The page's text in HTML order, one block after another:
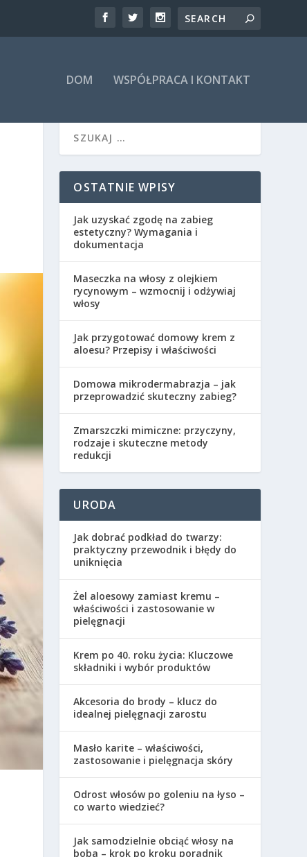
DOM WSPÓŁPRACA I KONTAKT
OSTATNIE WPISY
Jak uzyskać zgodę na zabieg
estetyczny? Wymagania i
dokumentacja
Maseczka na włosy z olejkiem
rycynowym – wzmocnij i odżywiaj
włosy
Jak przygotować domowy krem z
aloesu? Przepisy i właściwości
Domowa mikrodermabrazja – jak
przeprowadzić skuteczny zabieg?
Zmarszczki mimiczne: przyczyny,
rodzaje i skuteczne metody
redukcji
URODA
Jak dobrać podkład do twarzy:
praktyczny przewodnik i błędy do
uniknięcia
Żel aloesowy zamiast kremu –
właściwości i zastosowanie w
pielęgnacji
Krem po 40. roku życia: Kluczowe
składniki i wybór produktów
Akcesoria do brody – klucz do
idealnej pielęgnacji zarostu
Masło karite – właściwości,
zastosowanie i pielęgnacja skóry
Odrost włosów po goleniu na łyso –
co warto wiedzieć?
Jak samodzielnie obciąć włosy na
boba – krok po kroku poradnik